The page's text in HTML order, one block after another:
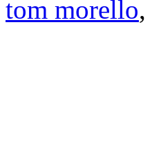
tom morello,